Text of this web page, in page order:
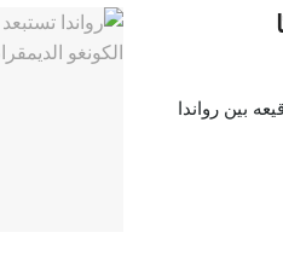
بين رواندا